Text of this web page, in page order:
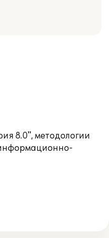
8.0", методологии
информационно-